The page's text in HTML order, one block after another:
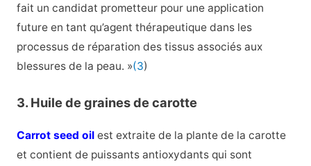
fait un candidat prometteur pour une application
future en tant qu’agent thérapeutique dans les
processus de réparation des tissus associés aux
blessures de la peau. »(3)
3. Huile de graines de carotte
Carrot seed oilest extraite de la plante de la carotte
et contient de puissants antioxydants qui sont